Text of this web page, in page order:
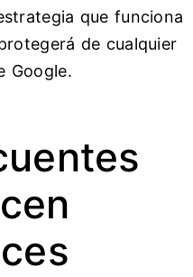
que funciona
de cualquier
Google.